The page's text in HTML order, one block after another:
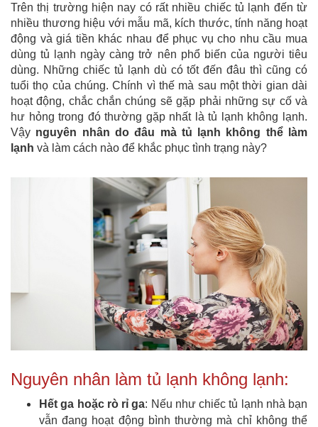
Trên thị trường hiện nay có rất nhiều chiếc tủ lạnh đến từ
nhiều thương hiệu với mẫu mã, kích thước, tính năng hoạt
động và giá tiền khác nhau để phục vụ cho nhu cầu mua
dùng tủ lạnh ngày càng trở nên phổ biến của người tiêu
dùng. Những chiếc tủ lạnh dù có tốt đến đâu thì cũng có
tuổi thọ của chúng. Chính vì thế mà sau một thời gian dài
hoạt động, chắc chắn chúng sẽ gặp phải những sự cố và
hư hỏng trong đó thường gặp nhất là tủ lạnh không lạnh.
Vậy nguyên nhân do đâu mà tủ lạnh không thể làm
lạnh và làm cách nào để khắc phục tình trạng này?
Nguyên nhân làm tủ lạnh không lạnh:
Hết ga hoặc rò rỉ ga: Nếu như chiếc tủ lạnh nhà bạn
vẫn đang hoạt động bình thường mà chỉ không thể